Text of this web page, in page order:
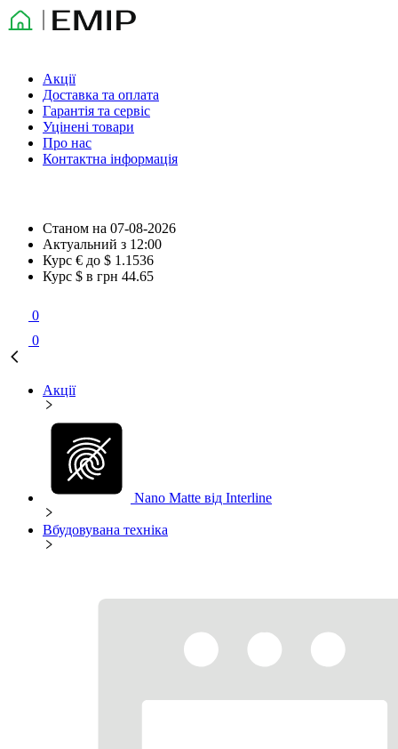
Акції
Доставка та оплата
Гарантія та сервіс
Уцінені товари
Про нас
Контактна інформація
Станом на 07-08-2026
Актуальний з 12:00
Курс € до $ 1.1536
Курс $ в грн 44.65
0
0
Акції
Nano Matte від Interline
Вбудовувана техніка